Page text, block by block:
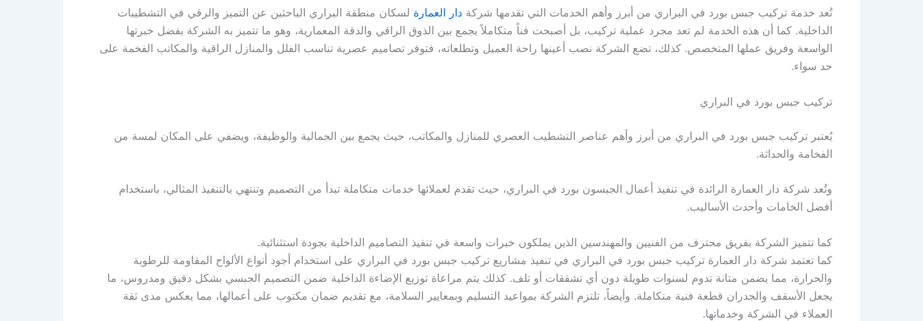
تُعد خدمة تركيب جبس بورد في البراري من أبرز وأهم الخدمات التي تقدمها شركة دار العمارة لسكان منطقة البراري الباحثين عن التميز والرقي في التشطيبات
الداخلية. كما أن هذه الخدمة لم تعد مجرد عملية تركيب، بل أصبحت فناً متكاملاً يجمع بين الذوق الراقي والدقة المعمارية، وهو ما تتميز به الشركة بفضل خبرتها
الواسعة وفريق عملها المتخصص. كذلك، تضع الشركة نصب أعينها راحة العميل وتطلعاته، فتوفر تصاميم عصرية تناسب الفلل والمنازل الراقية والمكاتب الفخمة على
حد سواء.
تركيب جبس بورد في البراري
يُعتبر تركيب جبس بورد في البراري من أبرز وأهم عناصر التشطيب العصري للمنازل والمكاتب، حيث يجمع بين الجمالية والوظيفة، ويضفي على المكان لمسة من
الفخامة والحداثة.
وتُعد شركة دار العمارة الرائدة في تنفيذ أعمال الجبسون بورد في البراري، حيث تقدم لعملائها خدمات متكاملة تبدأ من التصميم وتنتهي بالتنفيذ المثالي، باستخدام
أفضل الخامات وأحدث الأساليب.
كما تتميز الشركة بفريق محترف من الفنيين والمهندسين الذين يملكون خبرات واسعة في تنفيذ التصاميم الداخلية بجودة استثنائية.
كما تعتمد شركة دار العمارة تركيب جبس بورد في البراري في تنفيذ مشاريع تركيب جبس بورد في البراري على استخدام أجود أنواع الألواح المقاومة للرطوبة
والحرارة، مما يضمن متانة تدوم لسنوات طويلة دون أي تشققات أو تلف. كذلك يتم مراعاة توزيع الإضاءة الداخلية ضمن التصميم الجبسي بشكل دقيق ومدروس، ما
يجعل الأسقف والجدران قطعة فنية متكاملة. وأيضاً، تلتزم الشركة بمواعيد التسليم وبمعايير السلامة، مع تقديم ضمان مكتوب على أعمالها، مما يعكس مدى ثقة
العملاء في الشركة وخدماتها.